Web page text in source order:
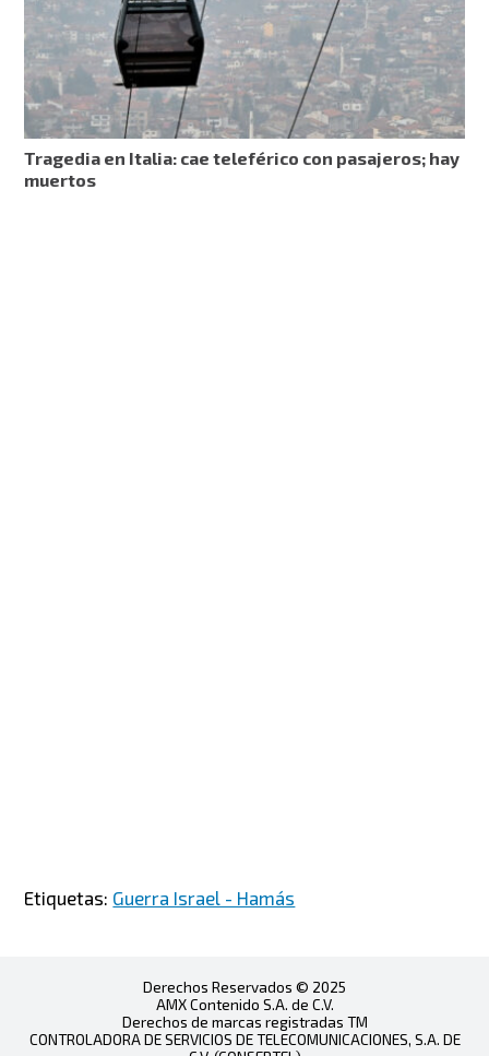
Tragedia en Italia: cae teleférico con pasajeros; hay
muertos
Etiquetas: Guerra Israel - Hamás
Derechos Reservados © 2025
AMX Contenido S.A. de C.V.
Derechos de marcas registradas TM
CONTROLADORA DE SERVICIOS DE TELECOMUNICACIONES, S.A. DE